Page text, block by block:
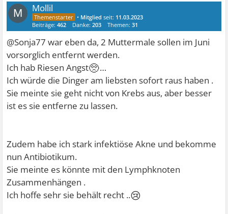
M Mollil
• Mitglied seit: 11.03.2023
Beiträge:462 Danke:203 Themen:31
@Sonja77 war eben da, 2 Muttermale sollen im Juni
vorsorglich entfernt werden.
Ich hab Riesen Angst🥺…
Ich würde die Dinger am liebsten sofort raus haben .
Sie meinte sie geht nicht von Krebs aus, aber besser
ist es sie entferne zu lassen.
Zudem habe ich stark infektiöse Akne und bekomme
nun Antibiotikum.
Sie meinte es könnte mit den Lymphknoten
Zusammenhängen .
Ich hoffe sehr sie behält recht ..😢